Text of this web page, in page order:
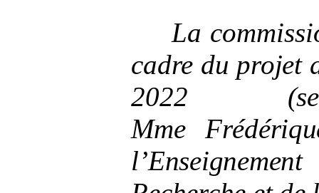
La
cadre du projet
2022
Mme